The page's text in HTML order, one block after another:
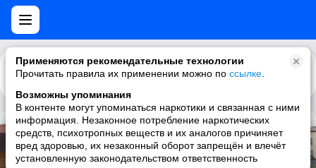
Применяются рекомендательные технологии
Прочитать правила их применении можно по ссылке
Возможны упоминания
В контенте могут упоминаться наркотики и связанная с ними
информация. Незаконное потребление наркотических
средств, психотропных веществ и их аналогов причиняет
вред здоровью, их незаконный оборот запрещён и влечёт
установленную законодательством ответственность
Каталог Рекомендации
Багетка Мысхако
17212 треков